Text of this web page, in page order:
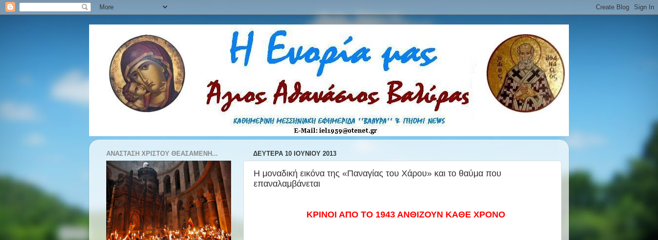
ΔΕΥΤΈΡΑ 10 ΙΟΥΝΊΟΥ 2013
Η μοναδική εικόνα της «Παναγίας του Χάρου» και το θαύμα που
επαναλαμβάνεται
ΚΡΙΝΟΙ ΑΠΟ ΤΟ 1943 ΑΝΘΙΖΟΥΝ ΚΑΘΕ ΧΡΟΝΟ
ΑΝΆΣΤΑΣΗ ΧΡΙΣΤΟΎ ΘΕΑΣΆΜΕΝΗ...